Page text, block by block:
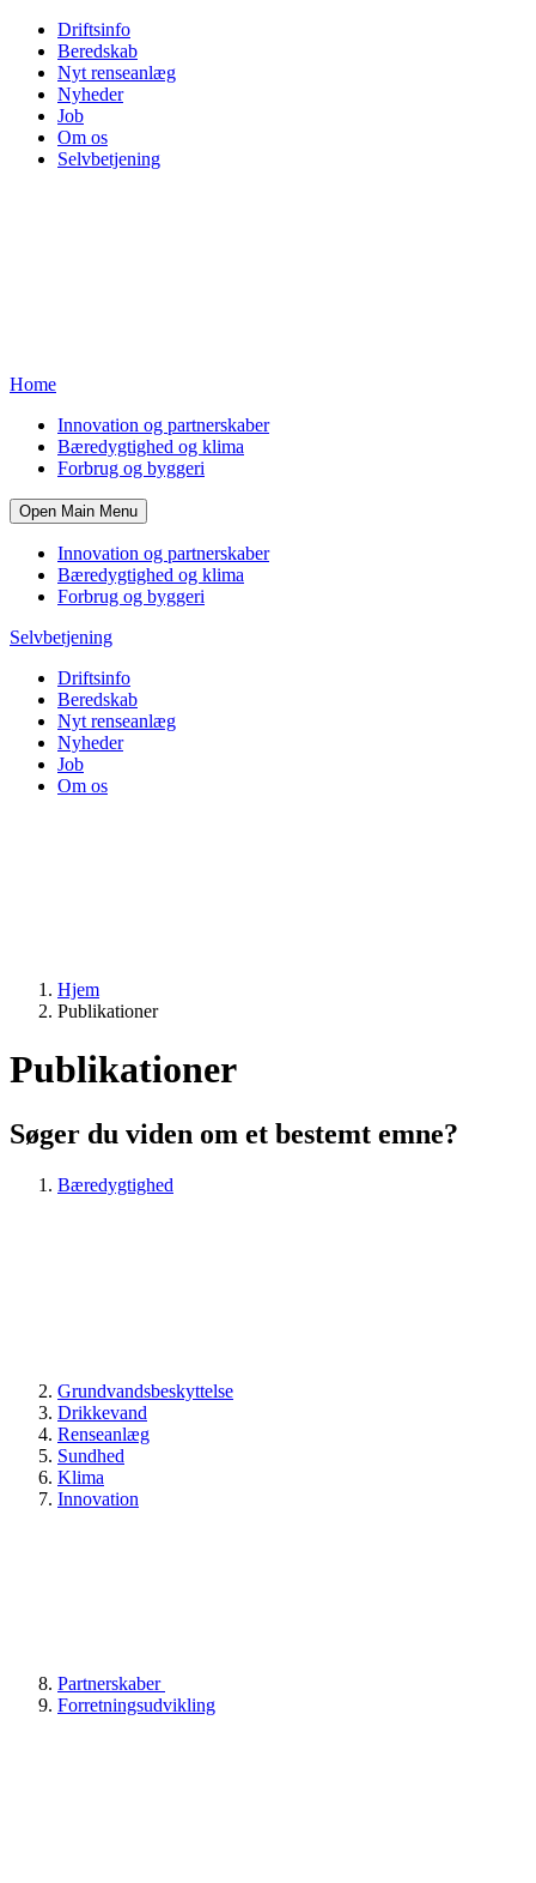
Driftsinfo
Beredskab
Nyt renseanlæg
Nyheder
Job
Om os
Selvbetjening
Home
Innovation og partnerskaber
Bæredygtighed og klima
Forbrug og byggeri
Open Main Menu
Innovation og partnerskaber
Bæredygtighed og klima
Forbrug og byggeri
Selvbetjening
Driftsinfo
Beredskab
Nyt renseanlæg
Nyheder
Job
Om os
Hjem
Publikationer
Publikationer
Søger du viden om et bestemt emne?
Bæredygtighed
Grundvandsbeskyttelse
Drikkevand
Renseanlæg
Sundhed
Klima
Innovation
Partnerskaber
Forretningsudvikling